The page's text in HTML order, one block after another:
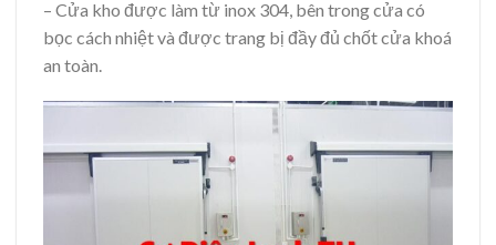
– Cửa kho được làm từ inox 304, bên trong cửa có
bọc cách nhiệt và được trang bị đầy đủ chốt cửa khoá
an toàn.